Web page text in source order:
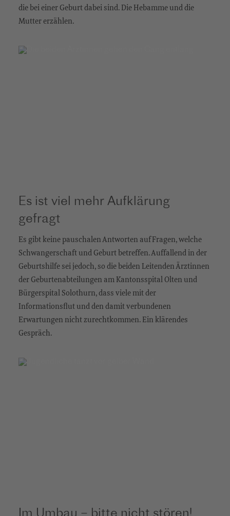
die bei einer Geburt dabei sind. Die Hebamme und die
Mutter erzählen.
Es ist viel mehr Aufklärung
gefragt
Es gibt keine pauschalen Antworten auf Fragen, welche
Schwangerschaft und Geburt betreffen. Auffallend in der
Geburtshilfe sei jedoch, so die beiden Leitenden Ärztinnen
der Geburtenabteilungen am Kantonsspital Olten und
Bürgerspital Solothurn, dass viele mit der
Informationsflut und den damit verbundenen
Erwartungen nicht zurechtkommen. Ein klärendes
Gespräch.